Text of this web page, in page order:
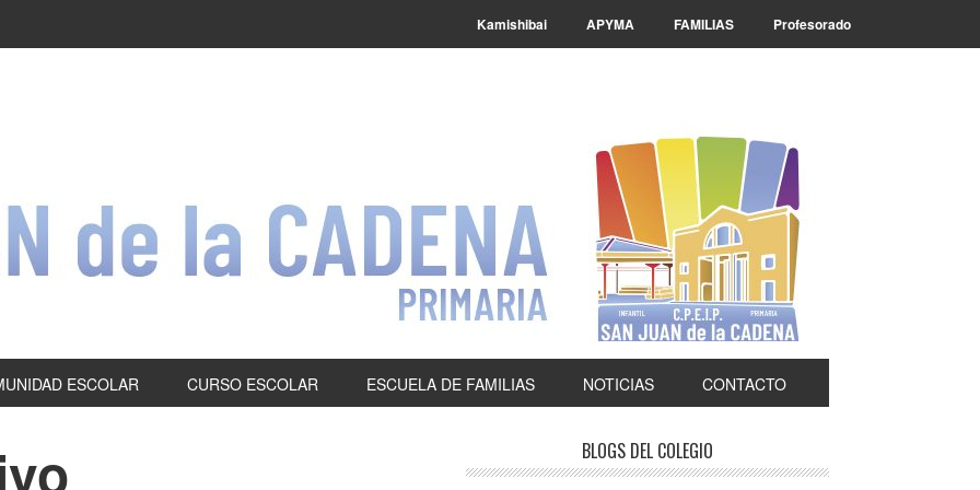
Kamishibai APYMA FAMILIAS Profesorado
ESCOLAR CURSO ESCOLAR ESCUELA DE FAMILIAS NOTICIAS CONTACTO
BLOGS DEL COLEGIO